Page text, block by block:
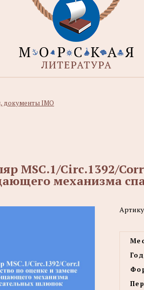
документы IMO
MSC.1/Circ.1392/
механизма